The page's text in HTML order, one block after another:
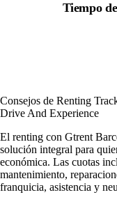
Tiempo
Consejos de Renting
Drive And Experience
El renting con Gtrent
solución integral para
económica. Las cuotas
mantenimiento,
franquicia, asistencia y